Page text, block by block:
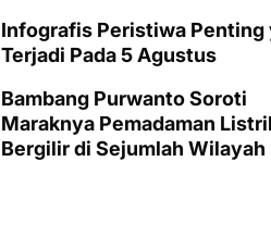
Infografis Peristiwa Penting
Terjadi Pada 5 Agustus
Bambang Purwanto Soroti
Maraknya Pemadaman
Bergilir di Sejumlah Wilayah